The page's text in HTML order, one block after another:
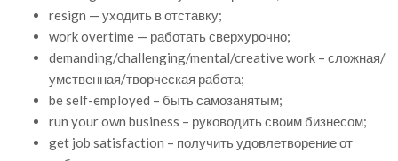
resign — уходить в отставку;
work overtime — работать сверхурочно;
demanding/challenging/mental/creative work – сложная/
умственная/творческая работа;
be self-employed – быть самозанятым;
run your own business – руководить своим бизнесом;
get job satisfaction – получить удовлетворение от